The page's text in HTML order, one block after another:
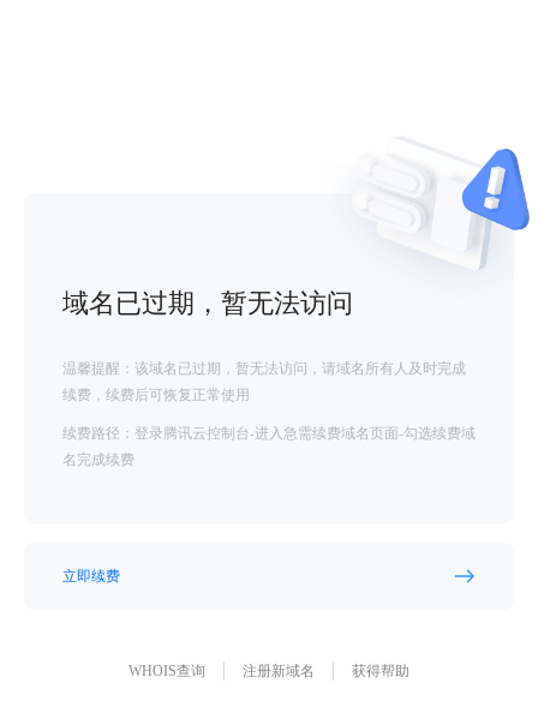
域名已过期，暂无法访问
温馨提醒：该域名已过期，暂无法访问，请域名所有人及时完成
续费，续费后可恢复正常使用
续费路径：登录腾讯云控制台-进入急需续费域名页面-勾选续费域
名完成续费
立即续费
WHOIS查询 注册新域名 获得帮助